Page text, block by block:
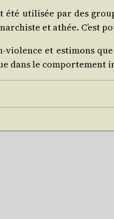
uti­li­sée par des
et athée.
et esti­mons
dans le com­por­te­ment